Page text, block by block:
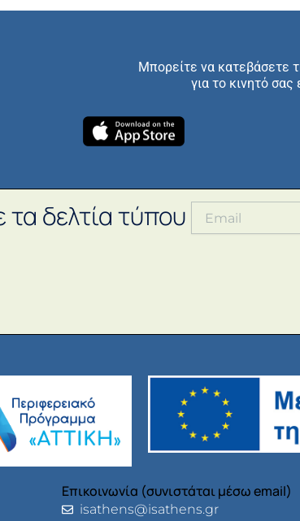
Μπορείτε να κατεβάσετε
για το κινητό
τα δελτία τύπου
Επικοινωνία (συνιστάται μέσω email)
isathens@isathens.gr